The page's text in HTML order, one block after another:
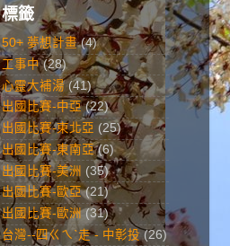
標籤
50+ 夢想計畫 (4)
工事中 (28)
心靈大補湯 (41)
出國比賽-中亞 (22)
出國比賽-東北亞 (25)
出國比賽-東南亞 (6)
出國比賽-美洲 (35)
出國比賽-歐亞 (21)
出國比賽-歐洲 (31)
台灣--四ㄍㄟˋ走 - 中彰投 (26)